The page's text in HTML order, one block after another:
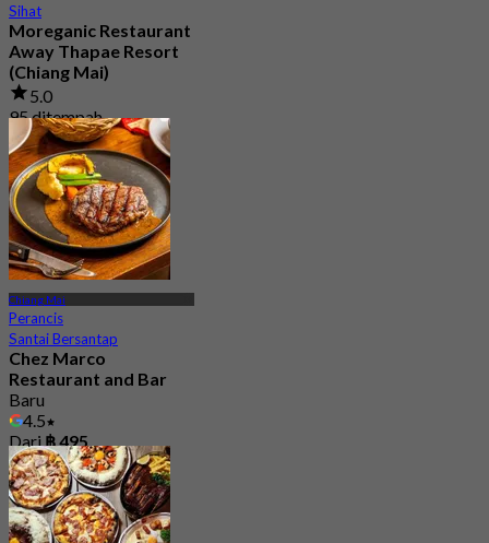
Sihat
Moreganic Restaurant
Away Thapae Resort
(Chiang Mai)
5.0
95 ditempah
Dari฿ 322.5
Chiang Mai
Perancis
Santai Bersantap
Chez Marco
Restaurant and Bar
Baru
4.5
Dari ฿ 495